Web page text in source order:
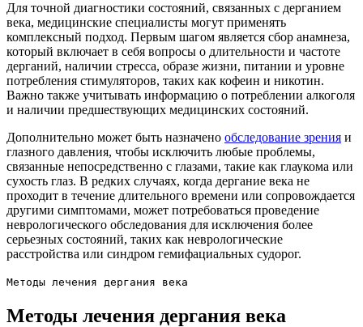
Для точной диагностики состояний, связанных с дерганием
века, медицинские специалисты могут применять
комплексный подход. Первым шагом является сбор анамнеза,
который включает в себя вопросы о длительности и частоте
дерганий, наличии стресса, образе жизни, питании и уровне
потребления стимуляторов, таких как кофеин и никотин.
Важно также учитывать информацию о потреблении алкоголя
и наличии предшествующих медицинских состояний.
Дополнительно может быть назначено обследование зрения и
глазного давления, чтобы исключить любые проблемы,
связанные непосредственно с глазами, такие как глаукома или
сухость глаз. В редких случаях, когда дергание века не
проходит в течение длительного времени или сопровождается
другими симптомами, может потребоваться проведение
неврологического обследования для исключения более
серьезных состояний, таких как неврологические
расстройства или синдром гемифациальных судорог.
Методы лечения дергания века
Методы лечения дергания века